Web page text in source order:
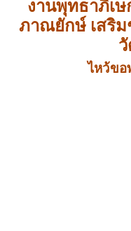
งานพุทธาภิเ
ภาณยักษ์ เสริ
ไหว้ขอ